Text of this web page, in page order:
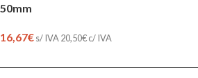
50mm
16,67€s/ IVA 20,50€c/ IVA